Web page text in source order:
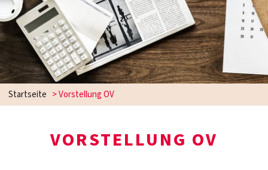
Startseite >Vorstellung OV
VORSTELLUNG OV